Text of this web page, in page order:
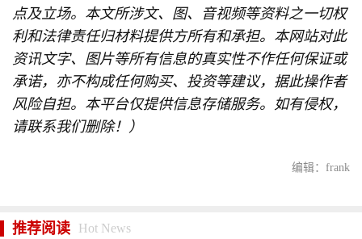
点及立场。本文所涉文、图、音视频等资料之一切权
利和法律责任归材料提供方所有和承担。本网站对此
资讯文字、图片等所有信息的真实性不作任何保证或
承诺，亦不构成任何购买、投资等建议，据此操作者
风险自担。本平台仅提供信息存储服务。如有侵权，
请联系我们删除！）
编辑：frank
推荐阅读 Hot News